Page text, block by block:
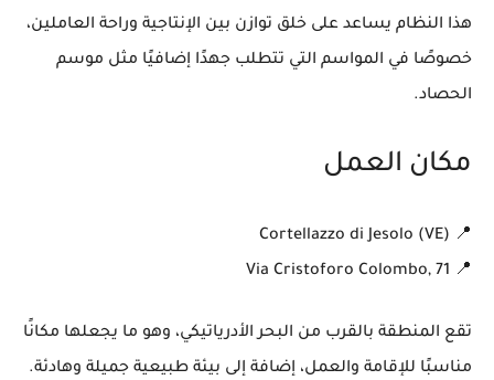
هذا النظام يساعد على خلق توازن بين الإنتاجية وراحة العاملين،
خصوصًا في المواسم التي تتطلب جهدًا إضافيًا مثل موسم
الحصاد.
مكان العمل
📍
Cortellazzo di Jesolo (VE)
📍 Via Cristoforo Colombo, 71
تقع المنطقة بالقرب من البحر الأدرياتيكي، وهو ما يجعلها مكانًا
مناسبًا للإقامة والعمل، إضافة إلى بيئة طبيعية جميلة وهادئة.